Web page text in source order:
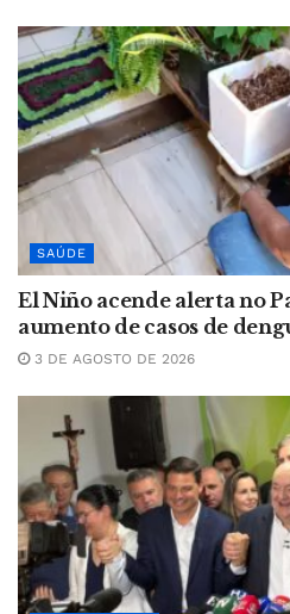
SAÚDE
El Niño acende alerta no
aumento de casos de
3 DE AGOSTO DE 2026